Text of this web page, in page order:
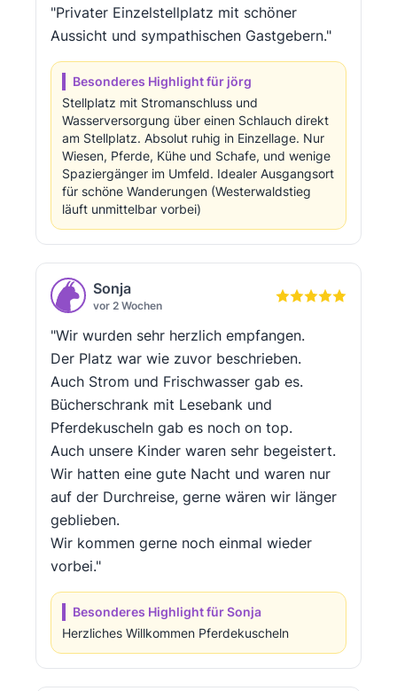
"Privater Einzelstellplatz mit schöner
Aussicht und sympathischen Gastgebern."
Besonderes Highlight für jörg
Stellplatz mit Stromanschluss und
Wasserversorgung über einen Schlauch direkt
am Stellplatz. Absolut ruhig in Einzellage. Nur
Wiesen, Pferde, Kühe und Schafe, und wenige
Spaziergänger im Umfeld. Idealer Ausgangsort
für schöne Wanderungen (Westerwaldstieg
läuft unmittelbar vorbei)
Sonja
vor 2 Wochen
"Wir wurden sehr herzlich empfangen.
Der Platz war wie zuvor beschrieben.
Auch Strom und Frischwasser gab es.
Bücherschrank mit Lesebank und
Pferdekuscheln gab es noch on top.
Auch unsere Kinder waren sehr begeistert.
Wir hatten eine gute Nacht und waren nur
auf der Durchreise, gerne wären wir länger
geblieben.
Wir kommen gerne noch einmal wieder
vorbei."
Besonderes Highlight für Sonja
Herzliches Willkommen Pferdekuscheln